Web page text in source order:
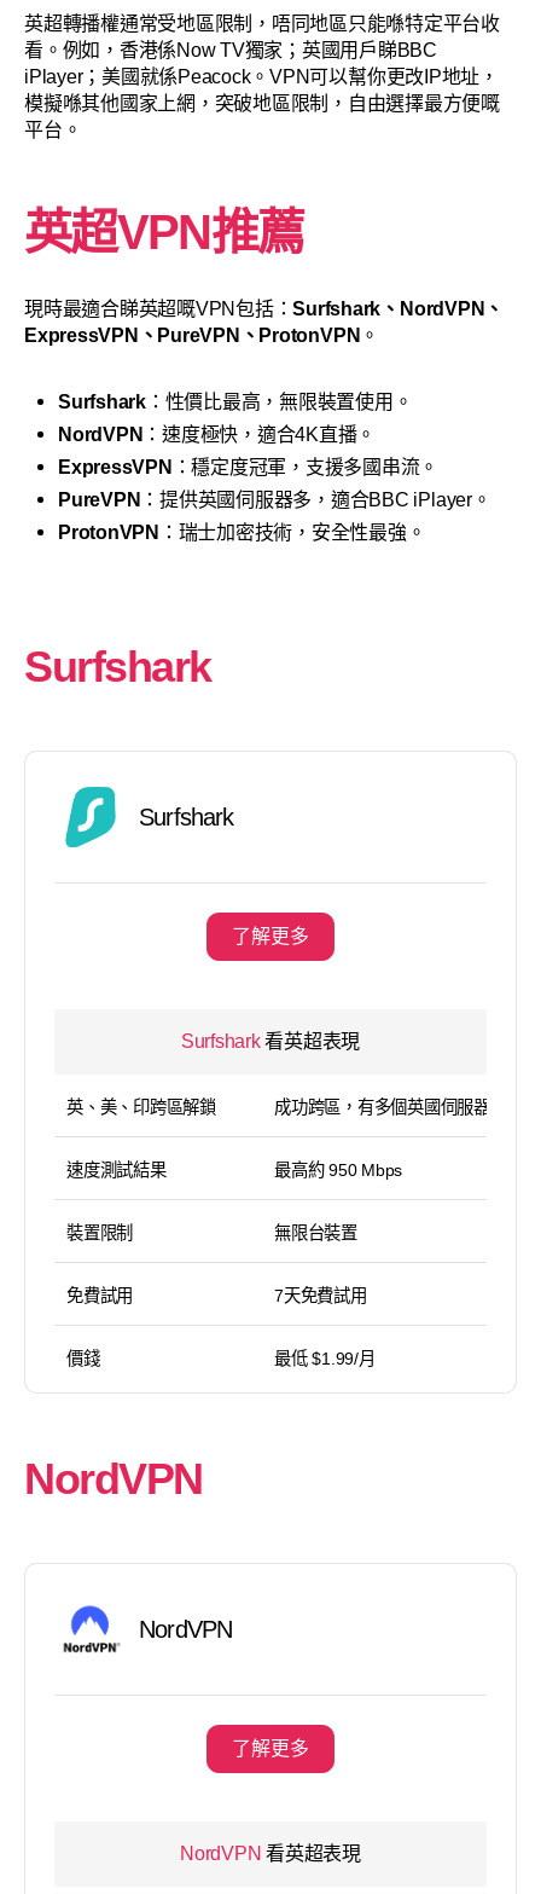
英超轉播權通常受地區限制，唔同地區只能喺特定平台收
看。例如，香港係Now TV獨家；英國用戶睇BBC
iPlayer；美國就係Peacock。VPN可以幫你更改IP地址，
模擬喺其他國家上網，突破地區限制，自由選擇最方便嘅
平台。
英超VPN推薦
現時最適合睇英超嘅VPN包括：Surfshark、NordVPN、
ExpressVPN、PureVPN、ProtonVPN 。
Surfshark：性價比最高，無限裝置使用。
NordVPN ：速度極快，適合4K直播。
ExpressVPN ：穩定度冠軍，支援多國串流。
PureVPN ：提供英國伺服器多，適合BBC iPlayer。
ProtonVPN ：瑞士加密技術，安全性最強。
Surfshark
Surfshark
了解更多
Surfshark看英超表現
英、美、印跨區解鎖 成功跨區，有多個英國伺服器
速度測試結果 最高約 950 Mbps
裝置限制 無限台裝置
免費試用 7天免費試用
價錢 最低 $1.99/月
NordVPN
NordVPN
了解更多
NordVPN 看英超表現